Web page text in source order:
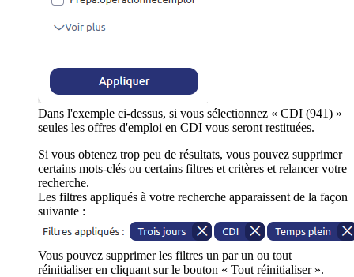
Dans l'exemple ci-dessus, si vous sélectionnez « CDI (941) »
seules les offres d'emploi en CDI vous seront restituées.
Si vous obtenez trop peu de résultats, vous pouvez supprimer
certains mots-clés ou certains filtres et critères et relancer votre
recherche.
Les filtres appliqués à votre recherche apparaissent de la façon
suivante :
Vous pouvez supprimer les filtres un par un ou tout
réinitialiser en cliquant sur le bouton « Tout réinitialiser ».